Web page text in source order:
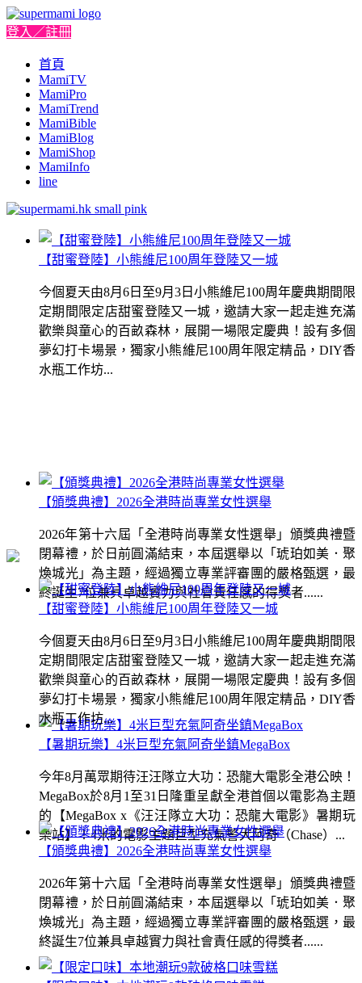
登入／註冊
首頁
MamiTV
MamiPro
MamiTrend
MamiBible
MamiBlog
MamiShop
MamiInfo
line
【甜蜜登陸】小熊維尼100周年登陸又一城
今個夏天由8月6日至9月3日小熊維尼100周年慶典期間限
定期間限定店甜蜜登陸又一城，邀請大家一起走進充滿
歡樂與童心的百畝森林，展開一場限定慶典！設有多個
夢幻打卡場景，獨家小熊維尼100周年限定精品，DIY香
水瓶工作坊...
【頒獎典禮】2026全港時尚專業女性選舉
2026年第十六屆「全港時尚專業女性選舉」頒獎典禮暨
閉幕禮，於日前圓滿結束，本屆選舉以「琥珀如美．聚
煥城光」為主題，經過獨立專業評審團的嚴格甄選，最
終誕生7位兼具卓越實力與社會責任感的得獎者......
【暑期玩樂】4米巨型充氣阿奇坐鎮MegaBox
今年8月萬眾期待汪汪隊立大功：恐龍大電影全港公映！
MegaBox於8月1至31日隆重呈獻全港首個以電影為主題
的【MegaBox x《汪汪隊立大功：恐龍大電影》暑期玩
樂站】！4米的電影主題巨型充氣警犬阿奇（Chase）...
【甜蜜登陸】小熊維尼100周年登陸又一城
今個夏天由8月6日至9月3日小熊維尼100周年慶典期間限
定期間限定店甜蜜登陸又一城，邀請大家一起走進充滿
歡樂與童心的百畝森林，展開一場限定慶典！設有多個
夢幻打卡場景，獨家小熊維尼100周年限定精品，DIY香
水瓶工作坊...
【頒獎典禮】2026全港時尚專業女性選舉
2026年第十六屆「全港時尚專業女性選舉」頒獎典禮暨
閉幕禮，於日前圓滿結束，本屆選舉以「琥珀如美．聚
煥城光」為主題，經過獨立專業評審團的嚴格甄選，最
終誕生7位兼具卓越實力與社會責任感的得獎者......